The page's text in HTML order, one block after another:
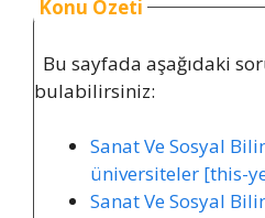
Konu Özeti
Bu sayfada aşağıdaki
bulabilirsiniz:
Sanat Ve Sosyal
üniversiteler [this-
Sanat Ve Sosyal